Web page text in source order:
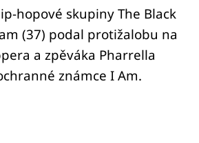
hopové skupiny The Black
(37) podal protižalobu na
a zpěváka Pharrella
známce I Am.